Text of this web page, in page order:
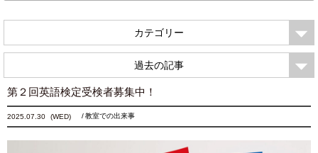
カテゴリー
過去の記事
第２回英語検定受検者募集中！
2025.07.30 (WED) 教室での出来事